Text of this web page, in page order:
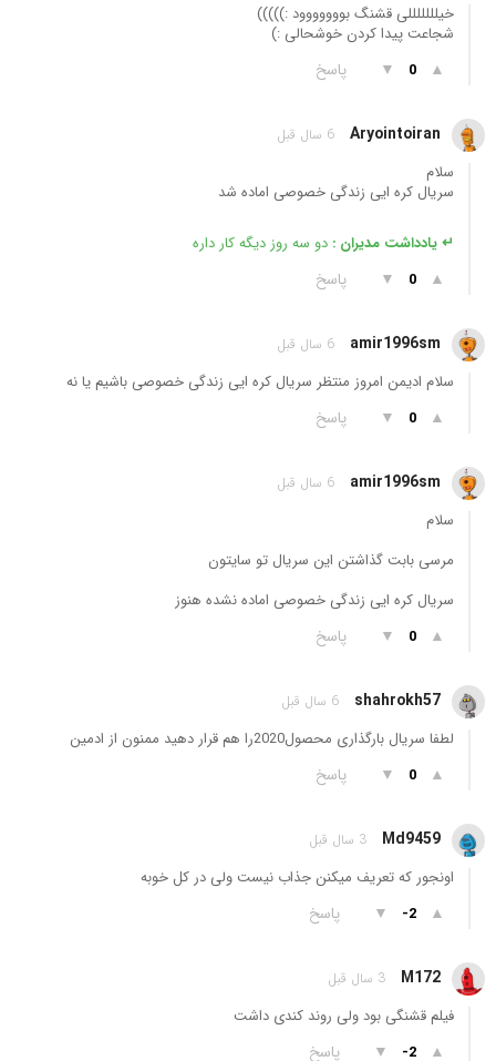
خیلللللللی قشنگ بووووووود :)))))
شجاعت پیدا کردن خوشحالی :)
▲
0
▼ پاسخ
Aryointoiran 6 سال قبل
سلام
سریال کره ایی زندگی خصوصی اماده شد
↵ یادداشت مدیران : دو سه روز دیگه کار داره
▲
0
▼ پاسخ
amir1996sm 6 سال قبل
سلام ادیمن امروز منتظر سریال کره ایی زندگی خصوصی باشیم یا نه
▲
0
▼ پاسخ
amir1996sm 6 سال قبل
سلام
مرسی بابت گذاشتن این سریال تو سایتون
سریال کره ایی زندگی خصوصی اماده نشده هنوز
▲
0
▼ پاسخ
shahrokh57 6 سال قبل
لطفا سریال بارگذاری محصول2020را هم قرار دهید ممنون از ادمین
▲
0
▼ پاسخ
Md9459 3 سال قبل
اونجور که تعریف میکنن جذاب نیست ولی در کل خوبه
▲
-2
▼ پاسخ
M172 3 سال قبل
فیلم قشنگی بود ولی روند کندی داشت
▲
-2
▼ پاسخ